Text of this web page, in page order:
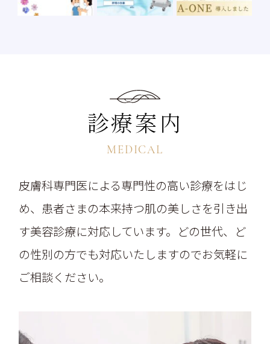
診療案内
MEDICAL
皮膚科専門医による専門性の高い診療をはじ
め、患者さまの本来持つ肌の美しさを引き出
す美容診療に対応しています。どの世代、ど
の性別の方でも対応いたしますのでお気軽に
ご相談ください。